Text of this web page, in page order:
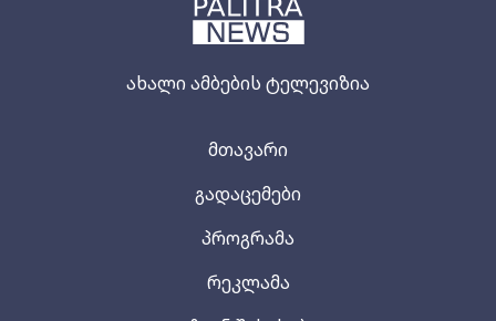
ახალი ამბების ტელევიზია
მთავარი
გადაცემები
პროგრამა
რეკლამა